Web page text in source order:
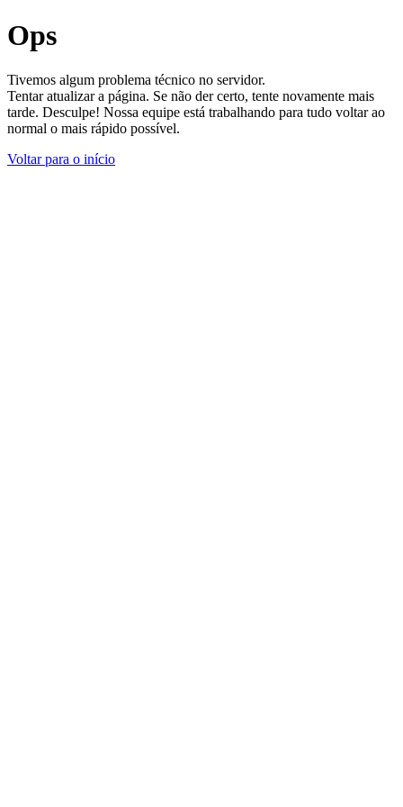
Ops
Tivemos algum problema técnico no servidor.
Tentar atualizar a página. Se não der certo, tente novamente mais
tarde. Desculpe! Nossa equipe está trabalhando para tudo voltar ao
normal o mais rápido possível.
Voltar para o início